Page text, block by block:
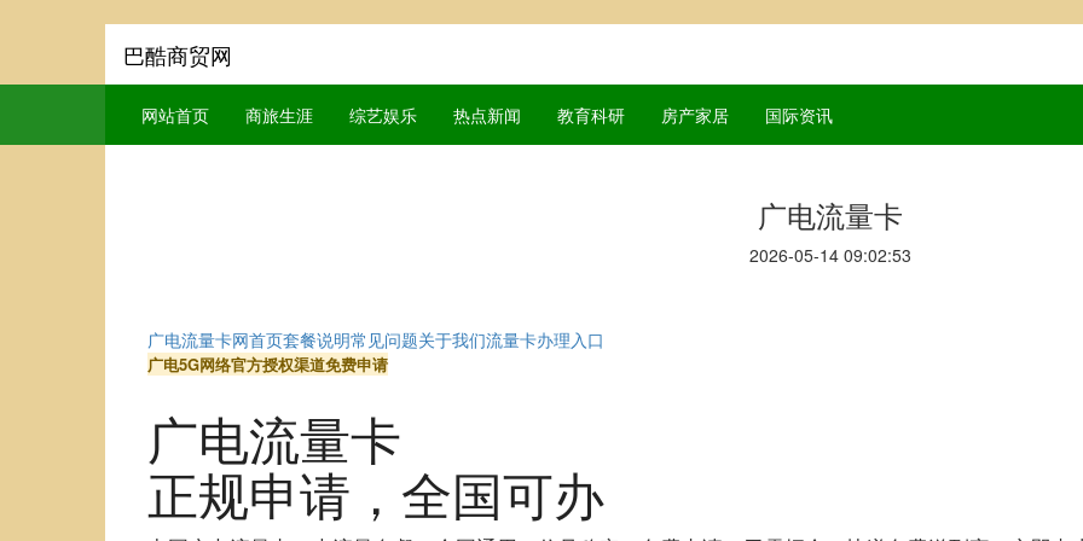
巴酷商贸网
网站首页 商旅生涯 综艺娱乐 热点新闻 教育科研 房产家居 国际资讯
广电流量卡
2026-05-14 09:02:53
广电流量卡网首页套餐说明常见问题关于我们流量卡办理入口
广电5G网络官方授权渠道免费申请
广电流量卡
正规申请 ，全国可办